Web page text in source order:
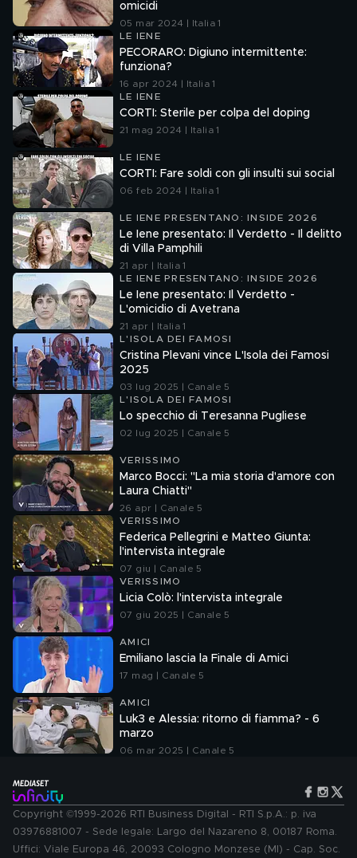
omicidi
05 mar 2024 | Italia 1
LE IENE
PECORARO: Digiuno intermittente:
funziona?
16 apr 2024 | Italia 1
LE IENE
CORTI: Sterile per colpa del doping
21 mag 2024 | Italia 1
LE IENE
CORTI: Fare soldi con gli insulti sui social
06 feb 2024 | Italia 1
LE IENE PRESENTANO: INSIDE 2026
Le Iene presentato: Il Verdetto - Il delitto
di Villa Pamphili
21 apr | Italia 1
LE IENE PRESENTANO: INSIDE 2026
Le Iene presentato: Il Verdetto -
L'omicidio di Avetrana
21 apr | Italia 1
L'ISOLA DEI FAMOSI
Cristina Plevani vince L'Isola dei Famosi
2025
03 lug 2025 | Canale 5
L'ISOLA DEI FAMOSI
Lo specchio di Teresanna Pugliese
02 lug 2025 | Canale 5
VERISSIMO
Marco Bocci: "La mia storia d'amore con
Laura Chiatti"
26 apr | Canale 5
VERISSIMO
Federica Pellegrini e Matteo Giunta:
l'intervista integrale
07 giu | Canale 5
VERISSIMO
Licia Colò: l'intervista integrale
07 giu 2025 | Canale 5
AMICI
Emiliano lascia la Finale di Amici
17 mag | Canale 5
AMICI
Luk3 e Alessia: ritorno di fiamma? - 6
marzo
06 mar 2025 | Canale 5
Copyright ©1999-2026 RTI Business Digital - RTI S.p.A.: p. iva
03976881007 - Sede legale: Largo del Nazareno 8, 00187 Roma.
Uffici: Viale Europa 46, 20093 Cologno Monzese (MI) - Cap. Soc.